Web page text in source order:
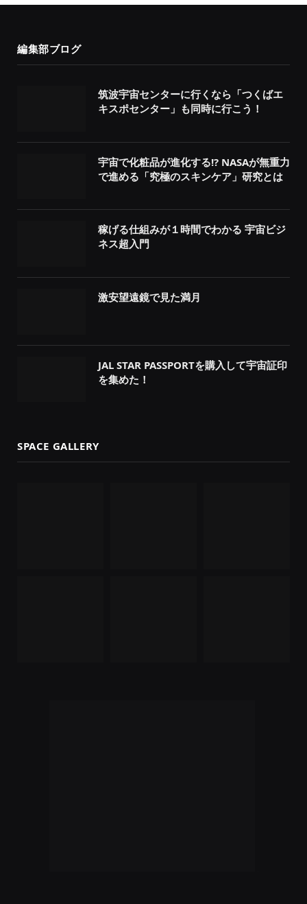
編集部ブログ
筑波宇宙センターに行くなら「つくばエ
キスポセンター」も同時に行こう！
宇宙で化粧品が進化する!? NASAが無重力
で進める「究極のスキンケア」研究とは
稼げる仕組みが１時間でわかる 宇宙ビジ
ネス超入門
激安望遠鏡で見た満月
JAL STAR PASSPORTを購入して宇宙証印
を集めた！
SPACE GALLERY